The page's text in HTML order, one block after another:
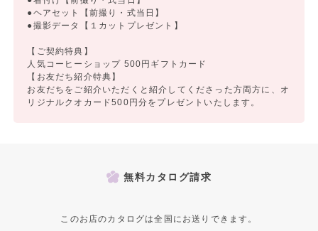
●ヘアセット【前撮り・式当日】
●撮影データ【１カットプレゼント】
【ご契約特典】
人気コーヒーショップ 500円ギフトカード
【お友だち紹介特典】
お友だちをご紹介いただくと紹介してくださった方両方に、オ
リジナルクオカード500円分をプレゼントいたします。
無料カタログ請求
このお店のカタログは全国にお送りできます。